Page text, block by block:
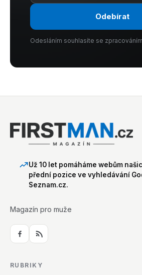
Odebírat
Odesláním souhlasíte se
Už 10 let pomáháme webům
přední pozice ve vyhledávání
Seznam.cz.
Magazín pro muže
RUBRIKY